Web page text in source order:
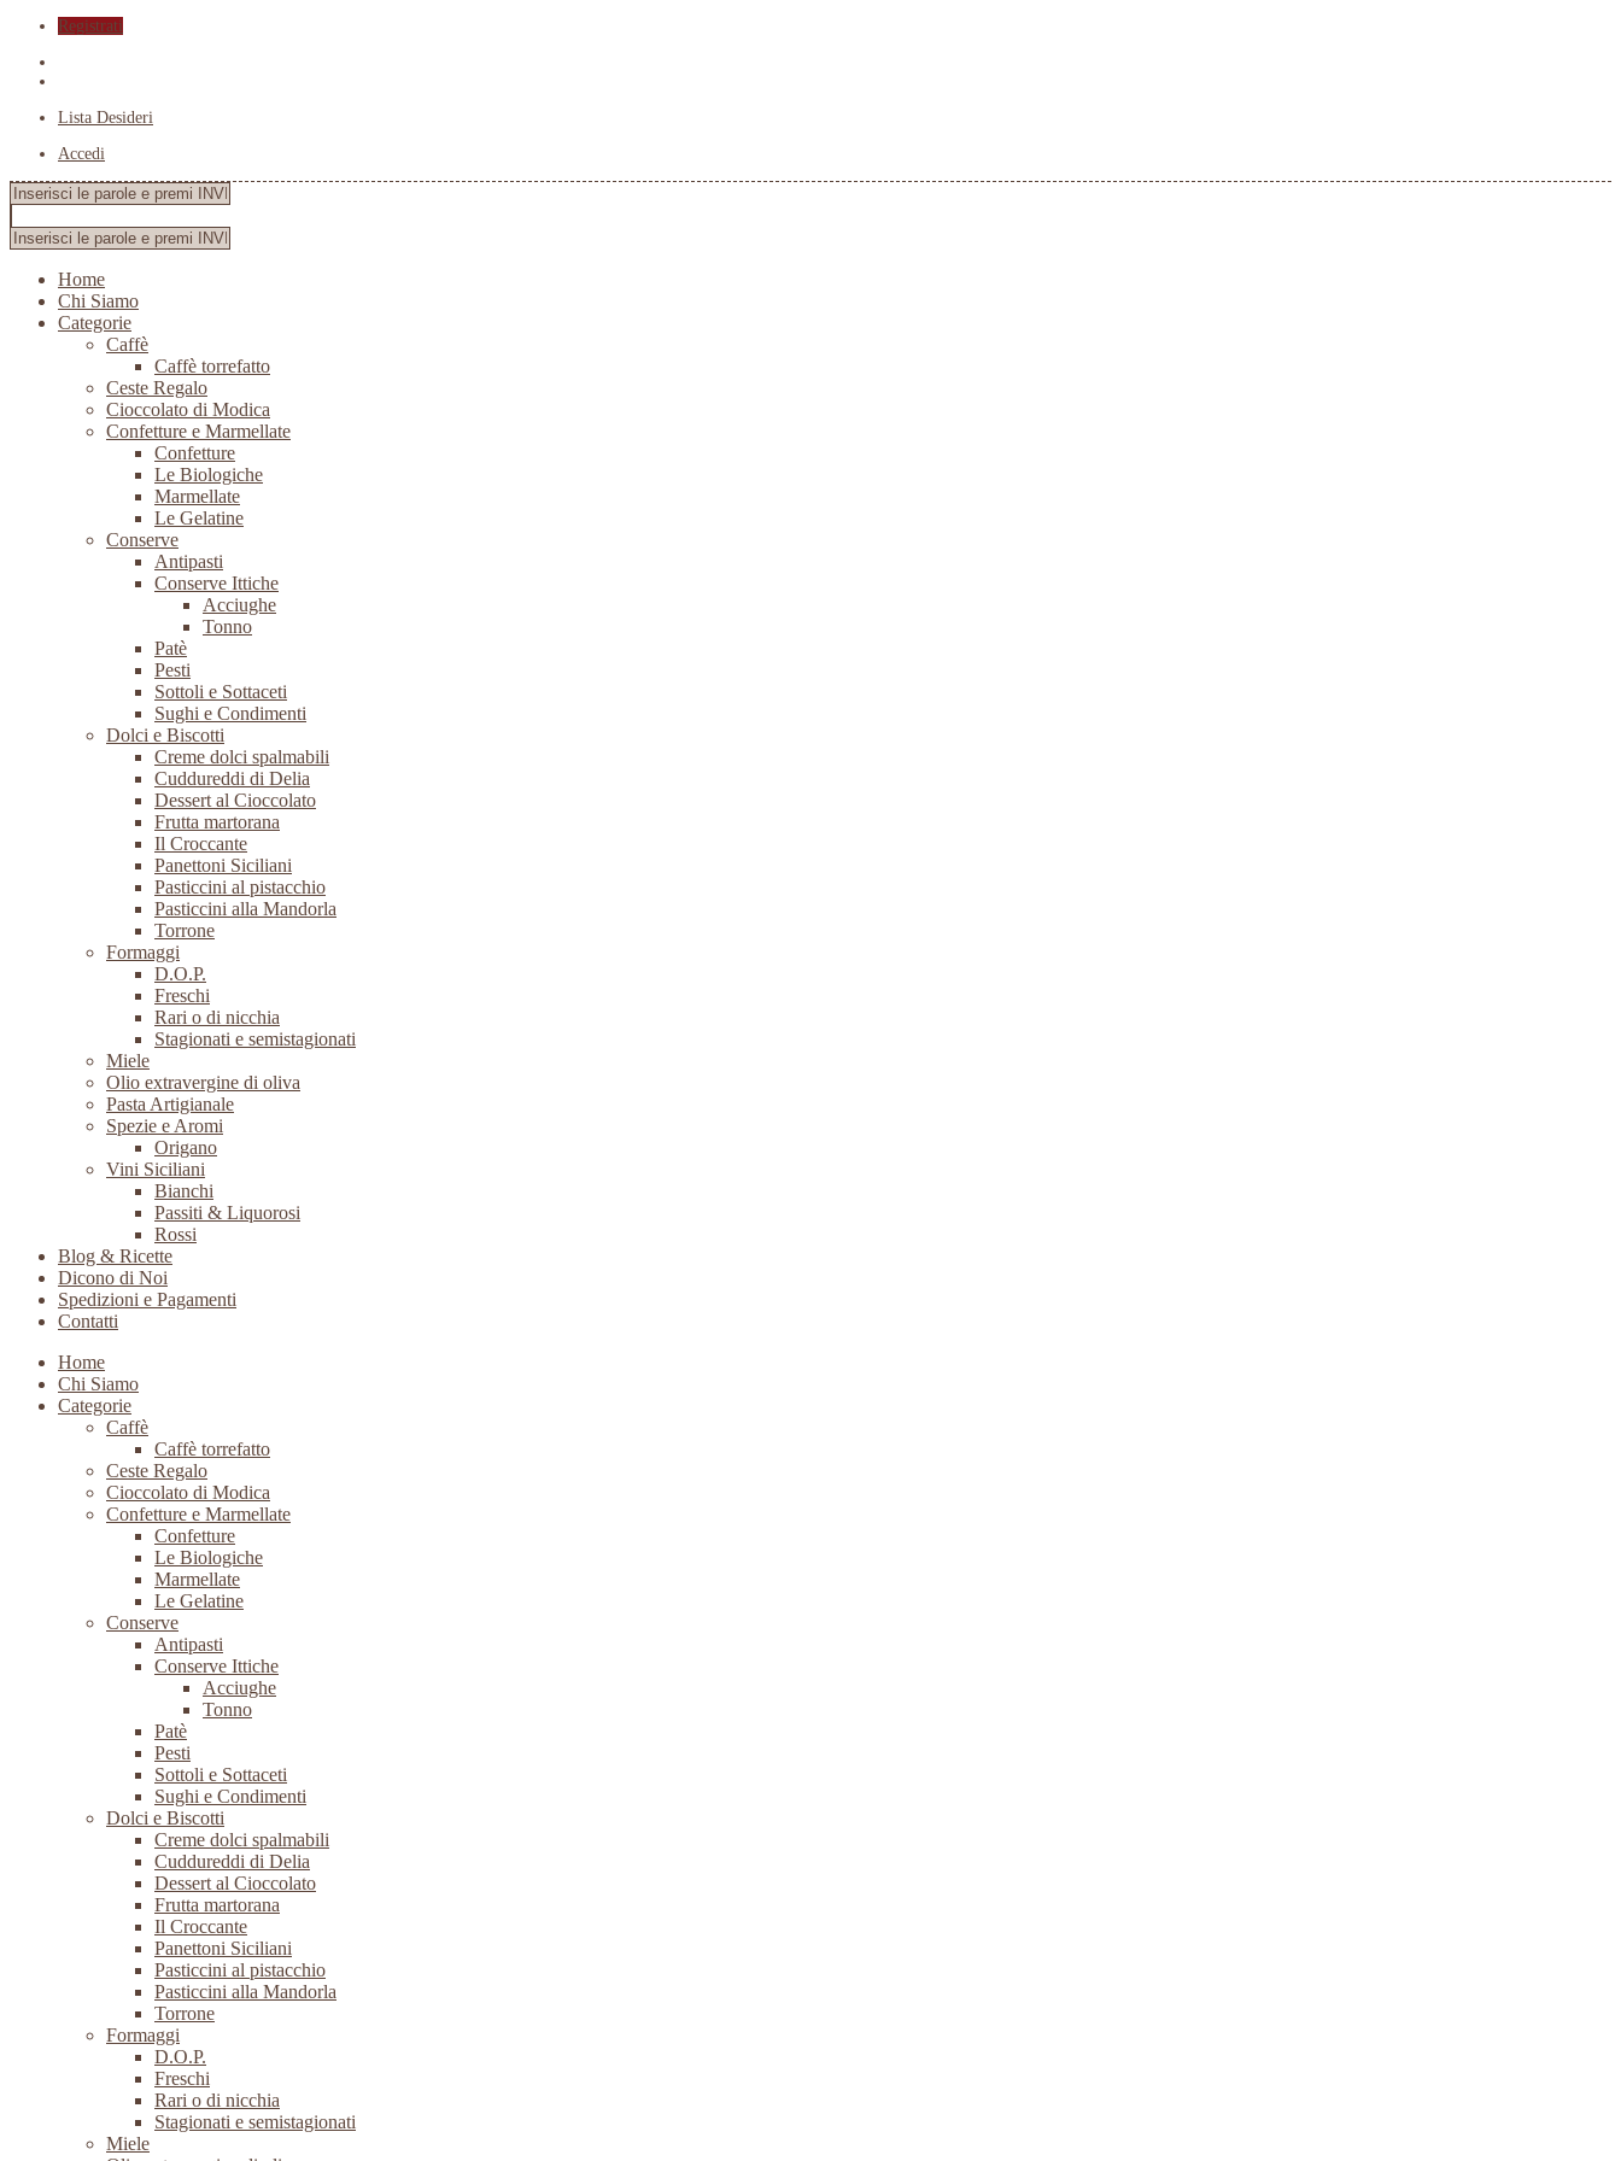
Registrati
Lista Desideri
Accedi
Home
Chi Siamo
Categorie
Caffè
Caffè torrefatto
Ceste Regalo
Cioccolato di Modica
Confetture e Marmellate
Confetture
Le Biologiche
Marmellate
Le Gelatine
Conserve
Antipasti
Conserve Ittiche
Acciughe
Tonno
Patè
Pesti
Sottoli e Sottaceti
Sughi e Condimenti
Dolci e Biscotti
Creme dolci spalmabili
Cuddureddi di Delia
Dessert al Cioccolato
Frutta martorana
Il Croccante
Panettoni Siciliani
Pasticcini al pistacchio
Pasticcini alla Mandorla
Torrone
Formaggi
D.O.P.
Freschi
Rari o di nicchia
Stagionati e semistagionati
Miele
Olio extravergine di oliva
Pasta Artigianale
Spezie e Aromi
Origano
Vini Siciliani
Bianchi
Passiti & Liquorosi
Rossi
Blog & Ricette
Dicono di Noi
Spedizioni e Pagamenti
Contatti
Home
Chi Siamo
Categorie
Caffè
Caffè torrefatto
Ceste Regalo
Cioccolato di Modica
Confetture e Marmellate
Confetture
Le Biologiche
Marmellate
Le Gelatine
Conserve
Antipasti
Conserve Ittiche
Acciughe
Tonno
Patè
Pesti
Sottoli e Sottaceti
Sughi e Condimenti
Dolci e Biscotti
Creme dolci spalmabili
Cuddureddi di Delia
Dessert al Cioccolato
Frutta martorana
Il Croccante
Panettoni Siciliani
Pasticcini al pistacchio
Pasticcini alla Mandorla
Torrone
Formaggi
D.O.P.
Freschi
Rari o di nicchia
Stagionati e semistagionati
Miele